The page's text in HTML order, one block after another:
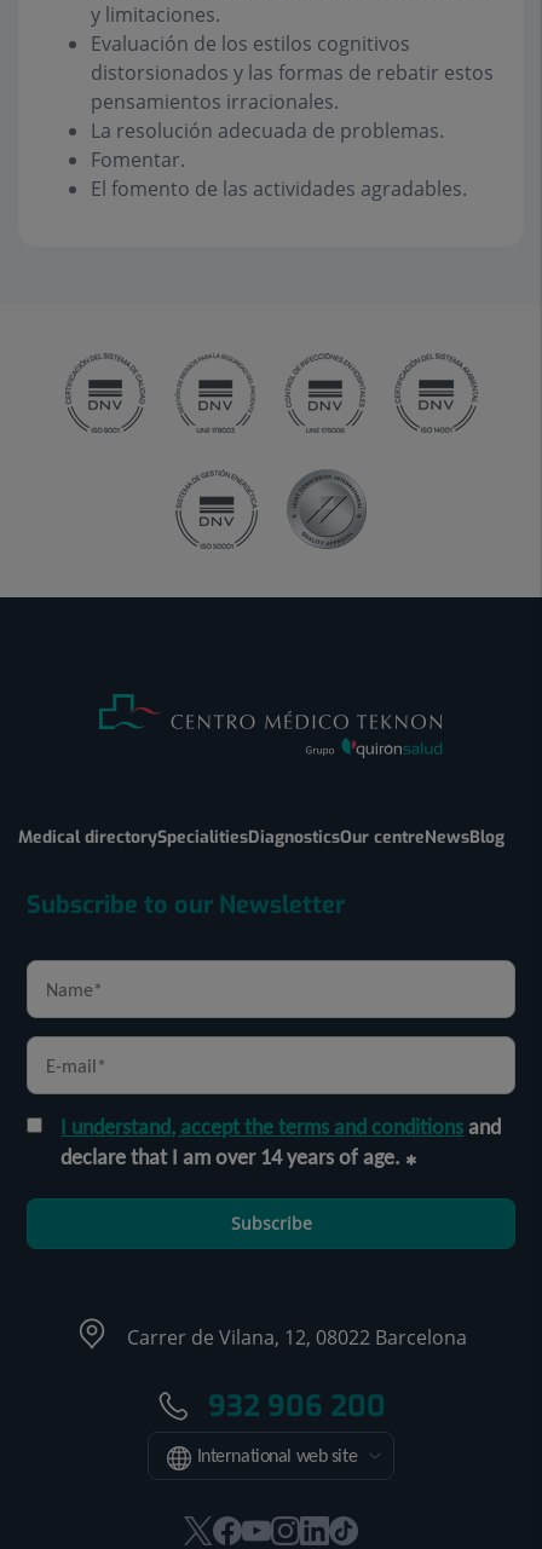
y limitaciones.
Evaluación de los estilos cognitivos
distorsionados y las formas de rebatir estos
pensamientos irracionales.
La resolución adecuada de problemas.
Fomentar.
El fomento de las actividades agradables.
Medical directorySpecialitiesDiagnosticsOur centreNewsBlog
Subscribe to our Newsletter
I understand, accept the terms and conditionsand
declare that I am over 14 years of age.
Subscribe
Carrer de Vilana, 12, 08022 Barcelona
932 906 200
International web site
ThisThisThisThisThisLink